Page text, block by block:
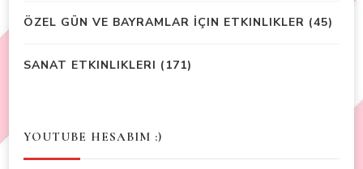
ÖZEL GÜN VE BAYRAMLAR İÇIN ETKINLIKLER (45)
SANAT ETKINLIKLERI (171)
YOUTUBE HESABIM :)